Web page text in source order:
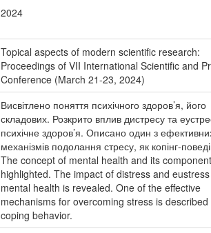
2024
Topical aspects of modern scientific research:
Proceedings of VII International Scientific and
Conference (March 21-23, 2024)
Висвітлено поняття психічного здоров’я, його
складових. Розкрито вплив дистресу та
психічне здоров’я. Описано один з
механізмів подолання стресу, як копінг-
The concept of mental health and its
highlighted. The impact of distress and
mental health is revealed. One of the effective
mechanisms for overcoming stress is described
coping behavior.